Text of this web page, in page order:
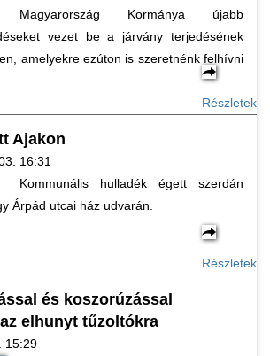
Magyarország Kormánya újabb
vezet be a járvány terjedésének
amelyekre ezúton is szeretnénk felhívni
Részletek
Ajakon
16:31
Kommunális hulladék égett szerdán
Árpád utcai ház udvarán.
Részletek
és koszorúzással
elhunyt tűzoltókra
15:29